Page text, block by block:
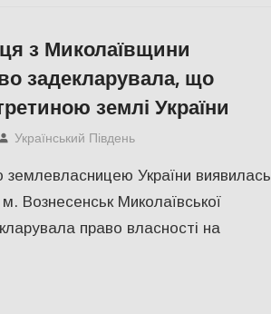
з Миколаївщини
задекларувала, що
землі України
Український Південь
України виявилась
Вознесенськ Миколаївської
право власності на